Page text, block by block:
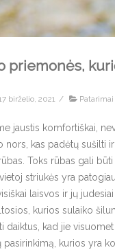
priemonės,
birželio, 2021 /
jaustis komfortiškai,
nors, kas padėtų sušilti
Toks rūbas gali
striukės yra
laisvos ir jų
kurios sulaiko
daiktus, kad jie
kurios yra